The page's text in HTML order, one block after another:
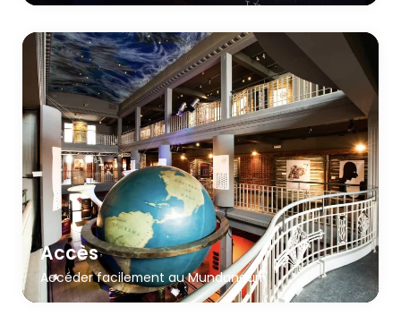
Accès
Accéder facilement au Mundaneum